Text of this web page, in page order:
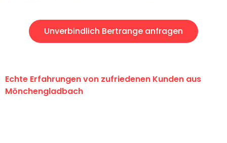
Unverbindlich Bertrange anfragen
Echte Erfahrungen von zufriedenen Kunden aus
Mönchengladbach